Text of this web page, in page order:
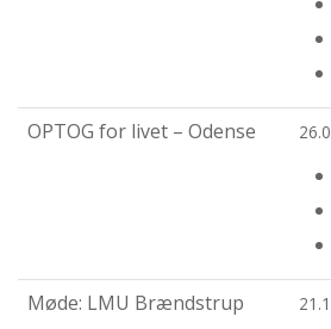
OPTOG for livet – Odense
Møde: LMU Brændstrup